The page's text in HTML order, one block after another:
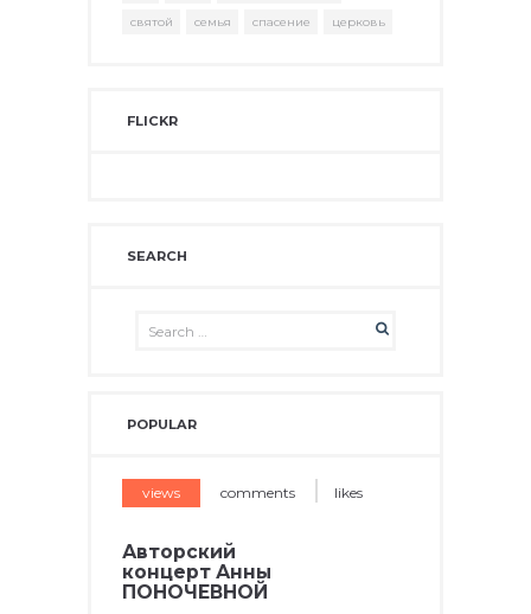
святой
семья спасение церковь
FLICKR
SEARCH
POPULAR
views comments likes
Авторский
концерт Анны
ПОНОЧЕВНОЙ